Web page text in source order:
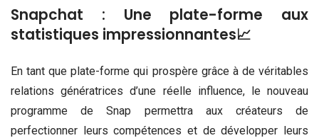
Snapchat : Une plate-forme aux
statistiques impressionnantes📈
En tant que plate-forme qui prospère grâce à de véritables
relations génératrices d’une réelle influence, le nouveau
programme de Snap permettra aux créateurs de
perfectionner leurs compétences et de développer leurs